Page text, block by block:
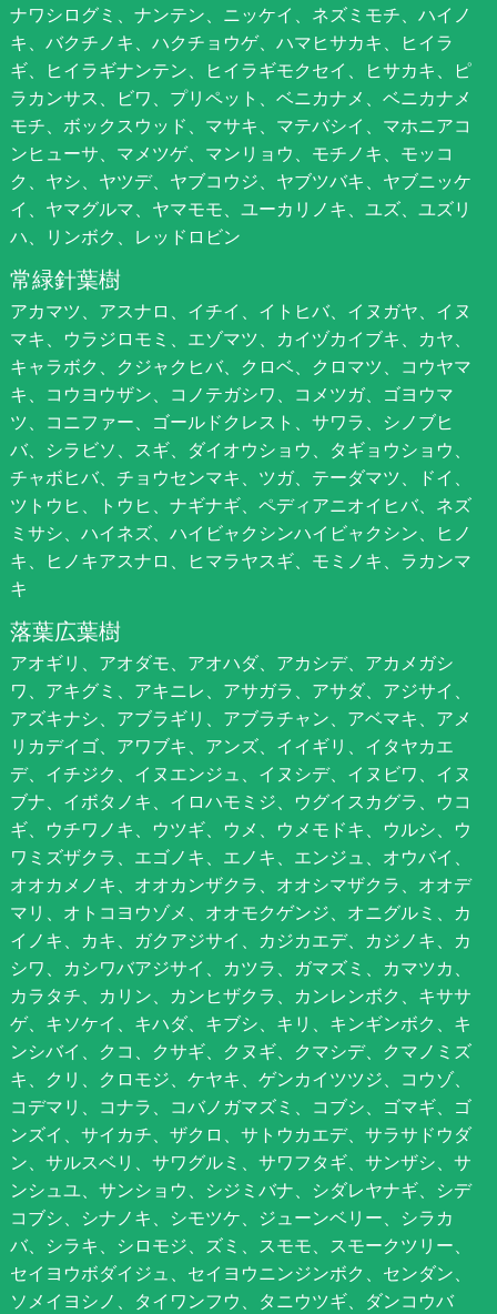
ナワシログミ、ナンテン、ニッケイ、ネズミモチ、ハイノ
キ、バクチノキ、ハクチョウゲ、ハマヒサカキ、ヒイラ
ギ、ヒイラギナンテン、ヒイラギモクセイ、ヒサカキ、ピ
ラカンサス、ビワ、プリペット、ベニカナメ、ベニカナメ
モチ、ボックスウッド、マサキ、マテバシイ、マホニアコ
ンヒューサ、マメツゲ、マンリョウ、モチノキ、モッコ
ク、ヤシ、ヤツデ、ヤブコウジ、ヤブツバキ、ヤブニッケ
イ、ヤマグルマ、ヤマモモ、ユーカリノキ、ユズ、ユズリ
ハ、リンボク、レッドロビン
常緑針葉樹
アカマツ、アスナロ、イチイ、イトヒバ、イヌガヤ、イヌ
マキ、ウラジロモミ、エゾマツ、カイヅカイブキ、カヤ、
キャラボク、クジャクヒバ、クロベ、クロマツ、コウヤマ
キ、コウヨウザン、コノテガシワ、コメツガ、ゴヨウマ
ツ、コニファー、ゴールドクレスト、サワラ、シノブヒ
バ、シラビソ、スギ、ダイオウショウ、タギョウショウ、
チャボヒバ、チョウセンマキ、ツガ、テーダマツ、ドイ、
ツトウヒ、トウヒ、ナギナギ、ペディアニオイヒバ、ネズ
ミサシ、ハイネズ、ハイビャクシンハイビャクシン、ヒノ
キ、ヒノキアスナロ、ヒマラヤスギ、モミノキ、ラカンマ
キ
落葉広葉樹
アオギリ、アオダモ、アオハダ、アカシデ、アカメガシ
ワ、アキグミ、アキニレ、アサガラ、アサダ、アジサイ、
アズキナシ、アブラギリ、アブラチャン、アベマキ、アメ
リカデイゴ、アワブキ、アンズ、イイギリ、イタヤカエ
デ、イチジク、イヌエンジュ、イヌシデ、イヌビワ、イヌ
ブナ、イボタノキ、イロハモミジ、ウグイスカグラ、ウコ
ギ、ウチワノキ、ウツギ、ウメ、ウメモドキ、ウルシ、ウ
ワミズザクラ、エゴノキ、エノキ、エンジュ、オウバイ、
オオカメノキ、オオカンザクラ、オオシマザクラ、オオデ
マリ、オトコヨウゾメ、オオモクゲンジ、オニグルミ、カ
イノキ、カキ、ガクアジサイ、カジカエデ、カジノキ、カ
シワ、カシワバアジサイ、カツラ、ガマズミ、カマツカ、
カラタチ、カリン、カンヒザクラ、カンレンボク、キササ
ゲ、キソケイ、キハダ、キブシ、キリ、キンギンボク、キ
ンシバイ、クコ、クサギ、クヌギ、クマシデ、クマノミズ
キ、クリ、クロモジ、ケヤキ、ゲンカイツツジ、コウゾ、
コデマリ、コナラ、コバノガマズミ、コブシ、ゴマギ、ゴ
ンズイ、サイカチ、ザクロ、サトウカエデ、サラサドウダ
ン、サルスベリ、サワグルミ、サワフタギ、サンザシ、サ
ンシュユ、サンショウ、シジミバナ、シダレヤナギ、シデ
コブシ、シナノキ、シモツケ、ジューンベリー、シラカ
バ、シラキ、シロモジ、ズミ、スモモ、スモークツリー、
セイヨウボダイジュ、セイヨウニンジンボク、センダン、
ソメイヨシノ、タイワンフウ、タニウツギ、ダンコウバ